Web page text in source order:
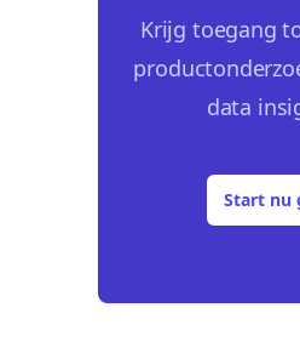
Krijg toegang
data
Start nu